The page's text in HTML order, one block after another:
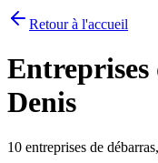
Retour à l'accueil
Entreprises
Denis
10 entreprises de